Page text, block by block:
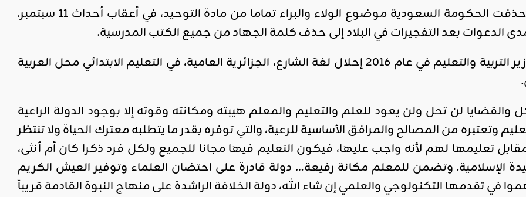
وعلى سبيل المثال، حذفت الحكومة السعودية موضوع الولاء والبراء تماما من مادة التوحيد، في أعقاب أحداث 11 سبتمبر.
الدعوات بعد التفجيرات في البلاد إلى حذف كلمة الجهاد من جميع الكتب المدرسية.
وفي الجزائر، اقترح وزير التربية والتعليم في عام 2016 إحلال لغة الشارع، الجزائرية العامية، في التعليم الابتدائي محل العربية
لن تحل ولن يعود للعلم والتعليم والمعلم هيبته ومكانته وقوته إلا بوجود الدولة الراعية
وتعتبره من المصالح والمرافق الأساسية للرعية، والتي توفره بقدر ما يتطلبه معترك الحياة ولا تنتظر
تعليمها لهم لأنه واجب عليها، فيكون التعليم فيها مجانا للجميع ولكل فرد ذكرا كان أم أنثى،
الإسلامية. وتضمن للمعلم مكانة رفيعة… دولة قادرة على احتضان العلماء وتوفير العيش الكريم
في تقدمها التكنولوجي والعلمي إن شاء الله، دولة الخلافة الراشدة على منهاج النبوة القادمة قريباً
صدور
العدد 601
من جريدة
التحرير
0
Read More